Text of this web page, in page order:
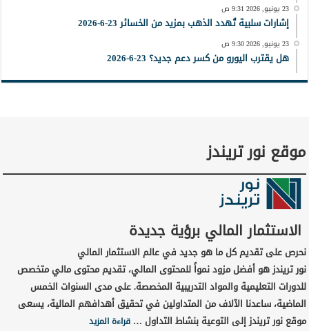
23 يونيو, 2026 9:31 ص
إشارات سلبية تُهدد الذهب بمزيد من الخسائر 23-6-2026
23 يونيو, 2026 9:30 ص
هل يقترب اليورو من كسر دعم جديد؟ 23-6-2026
موقع نور تريندز
الاستثمار المالي برؤية جديدة
نحرص على تقديم كل ما هو جديد في عالم الاستثمار المالي
نور تريندز هو أفضل مزود نمواً للمحتوى المالي، تقديم محتوى مالي متخصص
للدورات التعليمية والمواد التدريبية المخصصة. على مدى السنوات الخمس
الماضية، ساعدنا الآلاف من المتداولين في تحقيق أهدافهم المالية، يسعى
موقع نور تريندز إلى التوعية بنشاط التداول …قراءة المزيد